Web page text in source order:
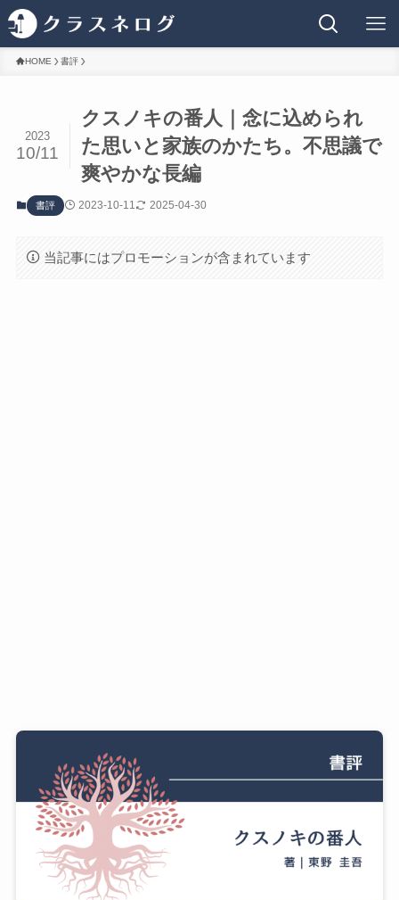
HOME 書評
クスノキの番人｜念に込められ
た思いと家族のかたち。不思議で
爽やかな長編
2023
10/11
書評 2023-10-11 2025-04-30
当記事にはプロモーションが含まれています